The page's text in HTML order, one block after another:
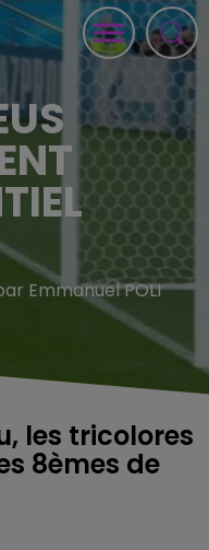
Emmanuel POLI
les tricolores
8èmes de